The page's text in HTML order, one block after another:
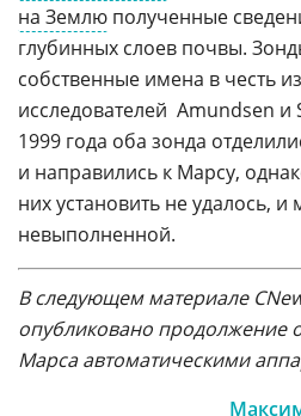
на Землю полученные
глубинных слоев почвы.
собственные имена в честь
исследователей  Amundsen
1999 года оба зонда
и направились к Марсу,
них установить не удалось,
невыполненной.
В следующем материале
опубликовано продолжение
Марса автоматическими